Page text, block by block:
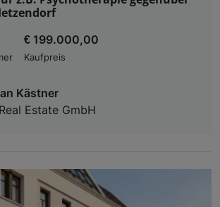
€ 199.000,00
Kaufpreis
Kästner
Estate GmbH